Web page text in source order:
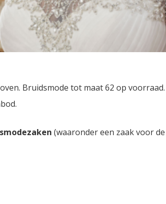
Bruidsmode tot maat 62 op
(waaronder een zaak voor